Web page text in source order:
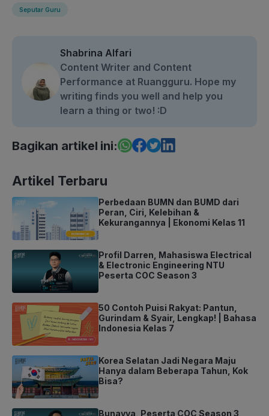
Seputar Guru
Shabrina Alfari
Content Writer and Content
Performance at Ruangguru. Hope my
writing finds you well and help you
learn a thing or two! :D
Bagikan artikel ini:
Artikel Terbaru
Perbedaan BUMN dan BUMD dari
Peran, Ciri, Kelebihan &
Kekurangannya | Ekonomi Kelas 11
Profil Darren, Mahasiswa Electrical
& Electronic Engineering NTU
Peserta COC Season 3
50 Contoh Puisi Rakyat: Pantun,
Gurindam & Syair, Lengkap! | Bahasa
Indonesia Kelas 7
Korea Selatan Jadi Negara Maju
Hanya dalam Beberapa Tahun, Kok
Bisa?
Bunayya, Peserta COC Season 3